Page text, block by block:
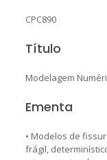
CPC890
Título
Modelagem
Ementa
• Modelos de
frágil,